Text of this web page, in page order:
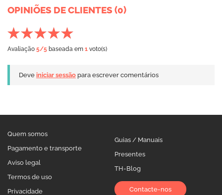
OPINIÕES DE CLIENTES (0)
Avaliação 5/5 baseada em 1 voto(s)
Deve iniciar sessão para escrever comentários
Quem somos
Pagamento e transporte
Aviso legal
Termos de uso
Privacidade
Guias / Manuais
Presentes
TH-Blog
Contacte-nos